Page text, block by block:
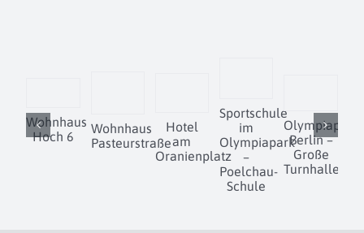
Wohnhaus
Hoch 6
Wohnhaus
Pasteurstraße
Hotel
am
Oranienplatz
Sportschule
im
Olympiapark
–
Poelchau-
Schule
Olympiapark
Berlin –
Große
Turnhalle